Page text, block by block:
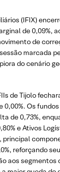
(IFIX)
de 0,09%,
de
marcada
do cenário
de Tijolo
0,00%. Os
de 0,73%,
e Ativos
principal
reforçando
aos segmentos